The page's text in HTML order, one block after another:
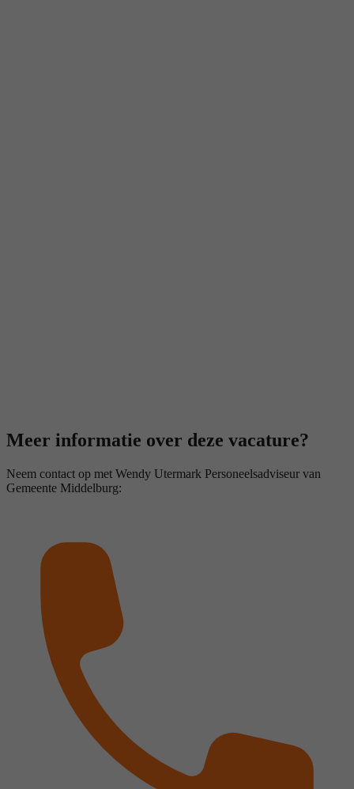
Meer informatie over deze vacature?
Neem contact op met Wendy Utermark Personeelsadviseur van
Gemeente Middelburg: